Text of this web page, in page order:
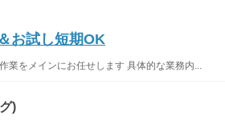
お試し短期OK
業をメインにお任せします 具体的な業務内...
)